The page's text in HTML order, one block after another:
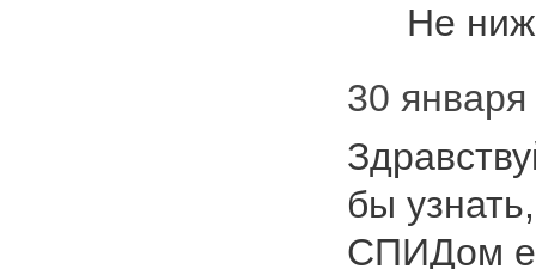
Не
30
бы
СПИДом